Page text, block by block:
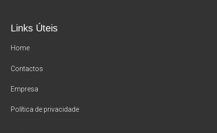
Links Úteis
Home
Contactos
Empresa
Política de privacidade